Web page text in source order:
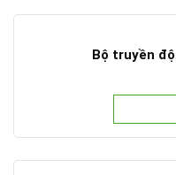
Bộ truyền